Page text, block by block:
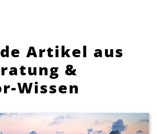
Artikel aus
&
Wissen